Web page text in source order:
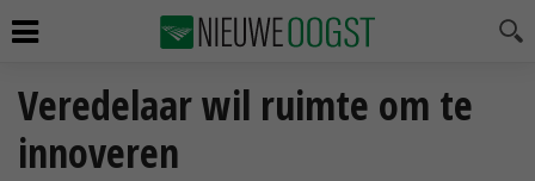
Veredelaar wil ruimte om te
innoveren